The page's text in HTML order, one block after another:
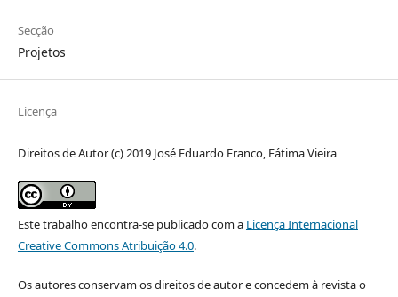
Secção
Projetos
Licença
Direitos de Autor (c) 2019 José Eduardo Franco, Fátima Vieira
Este trabalho encontra-se publicado com a Licença Internacional
Creative Commons Atribuição 4.0.
Os autores conservam os direitos de autor e concedem à revista o